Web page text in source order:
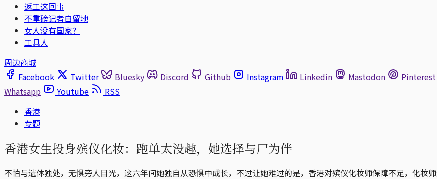
返工这回事
不重磅记者自留地
女人没有国家？
工具人
周边商城
Facebook
Twitter Bluesky Discord Github Instagram Linkedin Mastodon Pinterest
Whatsapp
Youtube
RSS
香港
专题
香港女生投身殡仪化妆：跑单太没趣，她选择与尸为伴
不怕与遗体独处，无惧旁人目光，这六年间她独自从恐惧中成长，不过让她难过的是，香港对殡仪化妆师保障不足，化妆师